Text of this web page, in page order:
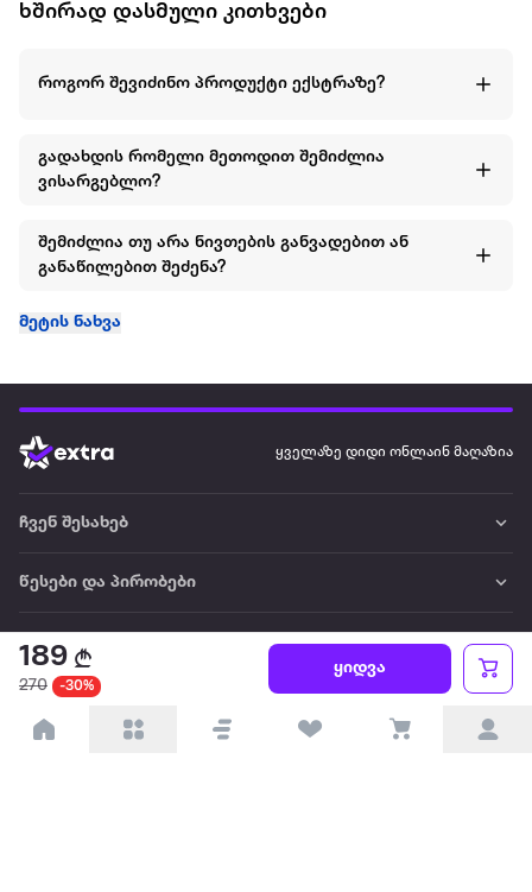
189
270 -30%
ყიდვა
ხშირად დასმული კითხვები
როგორ შევიძინო პროდუქტი ექსტრაზე?
გადახდის რომელი მეთოდით შემიძლია
ვისარგებლო?
შემიძლია თუ არა ნივთების განვადებით ან
განაწილებით შეძენა?
მეტის ნახვა
ყველაზე დიდი ონლაინ მაღაზია
ჩვენ შესახებ
წესები და პირობები
პარტნიორებისთვის
ტრენდული